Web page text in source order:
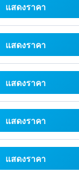
แสดงราคา
แสดงราคา
แสดงราคา
แสดงราคา
แสดงราคา